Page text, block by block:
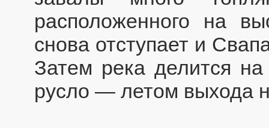
расположенного на
снова отступает и
Затем река делится
русло — летом выхода